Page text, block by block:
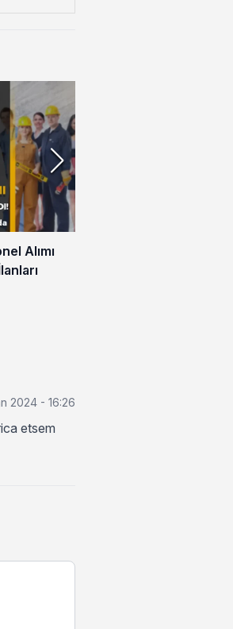
Alımı
2024 - 16:26
etsem